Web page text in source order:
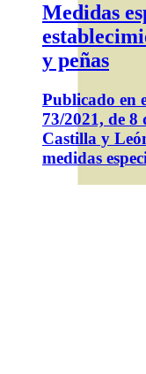
Medidas
y peñas
Publicado en
73/2021, de
Castilla y
medidas